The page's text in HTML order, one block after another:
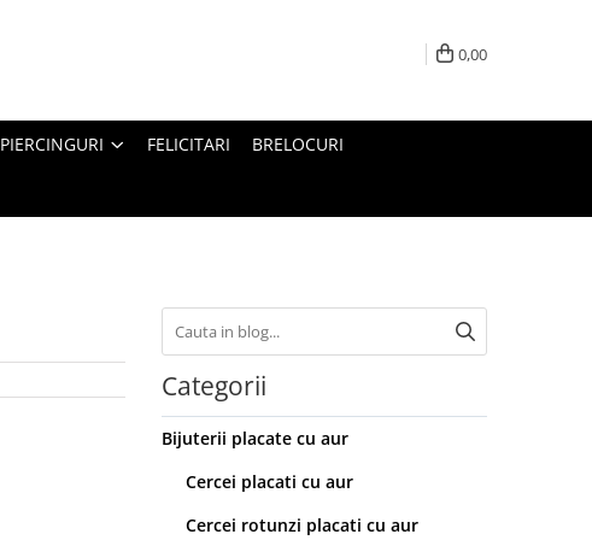
0,00
PIERCINGURI FELICITARI BRELOCURI
Categorii
Bijuterii placate cu aur
Cercei placati cu aur
Cercei rotunzi placati cu aur